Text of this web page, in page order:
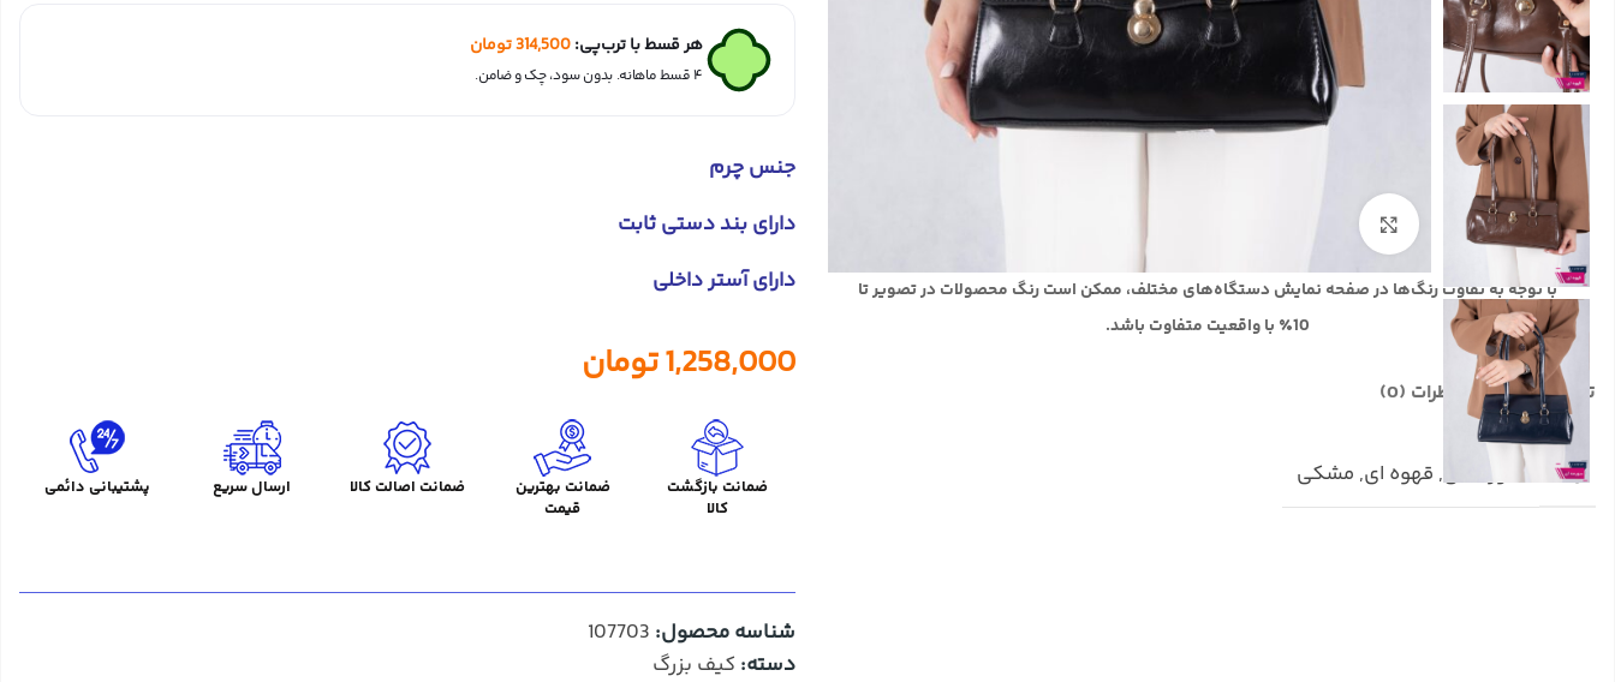
با توجه به تفاوت رنگ‌ها در صفحه نمایش دستگاه‌های مختلف، ممکن است رنگ محصولات در تصویر تا
10٪ با واقعیت متفاوت باشد.
توضیحات تکمیلی نظرات (0)
رنگ سورمه ای , قهوه ای, مشکی
هر قسط با ترب‌پی:314,500تومان
۴ قسط ماهانه. بدون سود، چک و ضامن.
جنس چرم
دارای بند دستی ثابت
دارای آستر داخلی
1,258,000تومان
ضمانت بازگشت
کالا
ضمانت بهترین
قیمت
ضمانت اصالت کالا ارسال سریع پشتیبانی دائمی
شناسه محصول: 107703
دسته: کیف بزرگ